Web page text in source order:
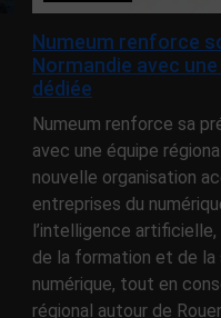
Numeum renforce
Normandie avec
dédiée
Numeum renforce sa
avec une équipe
nouvelle organisation
entreprises du
l’intelligence
de la formation et de la
numérique, tout en
régional autour de